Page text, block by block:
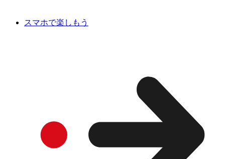
スマホで楽しもう